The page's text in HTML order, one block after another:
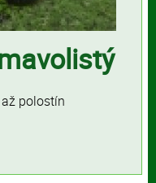
až polostín